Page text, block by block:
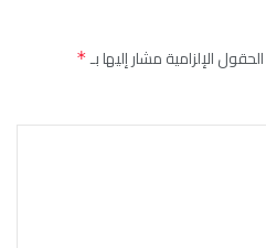
الحقول الإلزامية مشار إليها بـ*